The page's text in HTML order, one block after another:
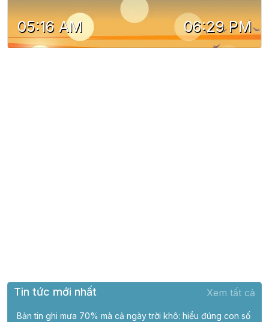
05:16 AM 06:29 PM
Tin tức mới nhất Xem tất cả
Bản tin ghi mưa 70% mà cả ngày trời khô: hiểu đúng con số